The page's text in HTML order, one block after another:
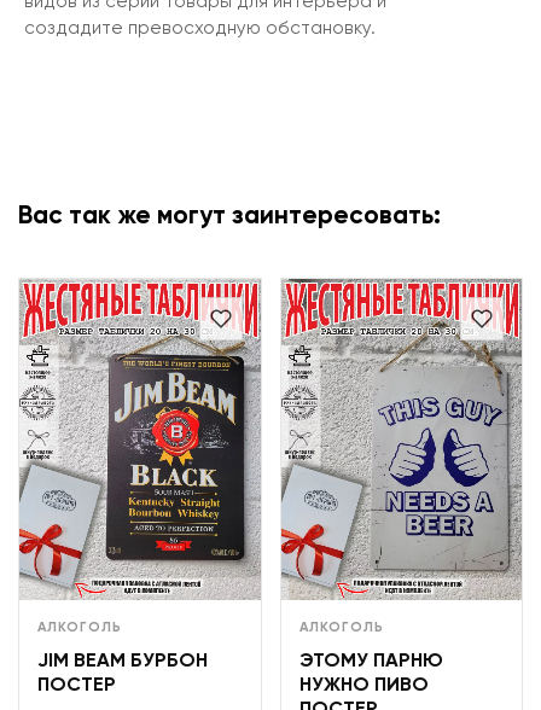
создадите превосходную обстановку.
Вас так же могут заинтересовать:
АЛКОГОЛЬ
JIM BEAM БУРБОН
ПОСТЕР
АЛКОГОЛЬ
ЭТОМУ ПАРНЮ
НУЖНО ПИВО